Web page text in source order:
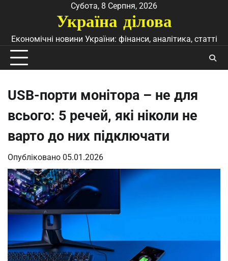
Субота, 8 Серпня, 2026
Україна ділова
Економічні новини України: фінанси, аналітика, статті
USB-порти монітора – не для
всього: 5 речей, які ніколи не
варто до них підключати
Опубліковано 05.01.2026